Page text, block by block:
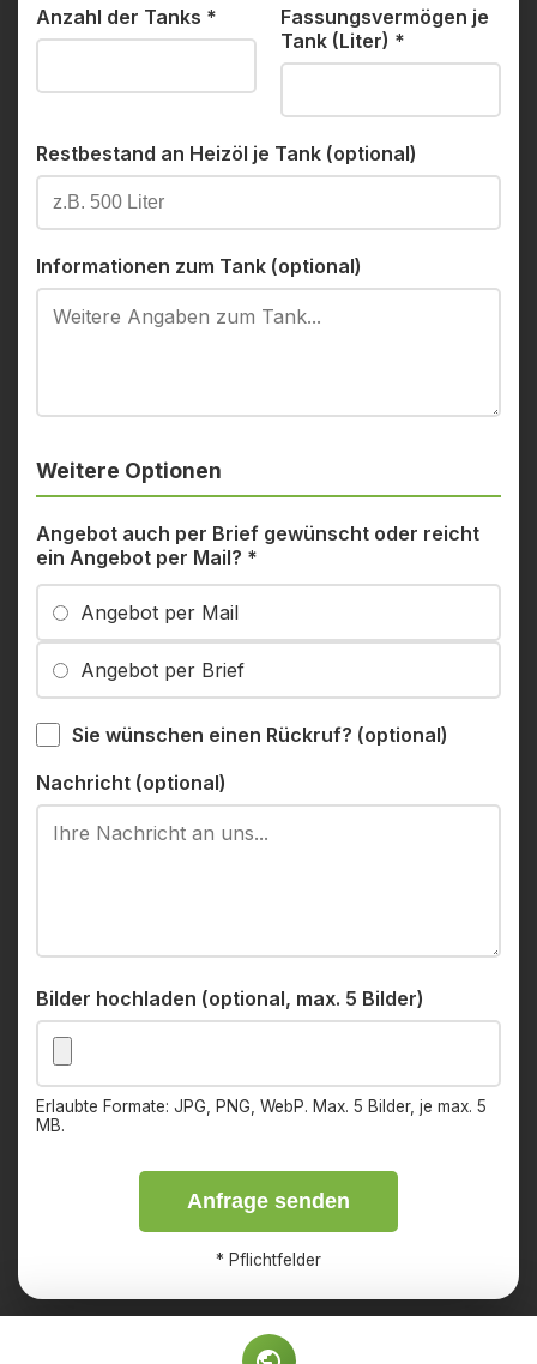
Anzahl der Tanks *
Fassungsvermögen je
Tank (Liter) *
Restbestand an Heizöl je Tank (optional)
Informationen zum Tank (optional)
Weitere Optionen
Angebot auch per Brief gewünscht oder reicht
ein Angebot per Mail? *
Angebot per Mail
Angebot per Brief
Sie wünschen einen Rückruf? (optional)
Nachricht (optional)
Bilder hochladen (optional, max. 5 Bilder)
Erlaubte Formate: JPG, PNG, WebP. Max. 5 Bilder, je max. 5
MB.
Anfrage senden
* Pflichtfelder